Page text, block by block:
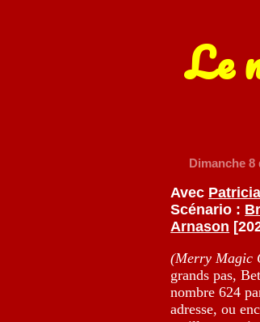
Le
Dimanche 8
Avec
Scénario :
Arnason
(Merry Magic
grands pas,
nombre 624
adresse, ou